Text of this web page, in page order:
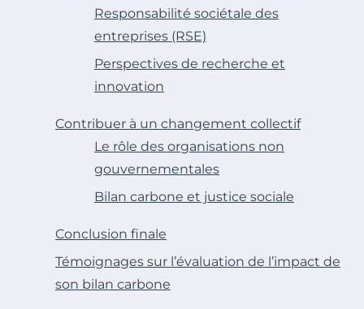
Responsabilité sociétale des
entreprises (RSE)
Perspectives de recherche et
innovation
Contribuer à un changement collectif
Le rôle des organisations non
gouvernementales
Bilan carbone et justice sociale
Conclusion finale
Témoignages sur l’évaluation de l’impact de
son bilan carbone